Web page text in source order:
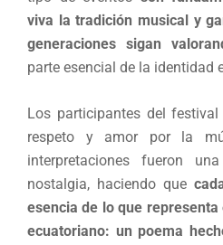
viva la tradición musical y
generaciones sigan
parte esencial de la identidad
Los participantes del
respeto y amor por la
interpretaciones fueron
nostalgia, haciendo que
esencia de lo que
ecuatoriano: un poema